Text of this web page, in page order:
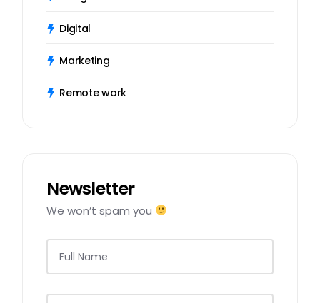
Digital
Marketing
Remote work
Newsletter
We won’t spam you